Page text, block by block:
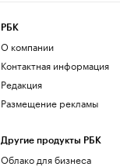
РБК
О компании
Контактная информация
Редакция
Размещение рекламы
Другие продукты РБК
Облако для бизнеса